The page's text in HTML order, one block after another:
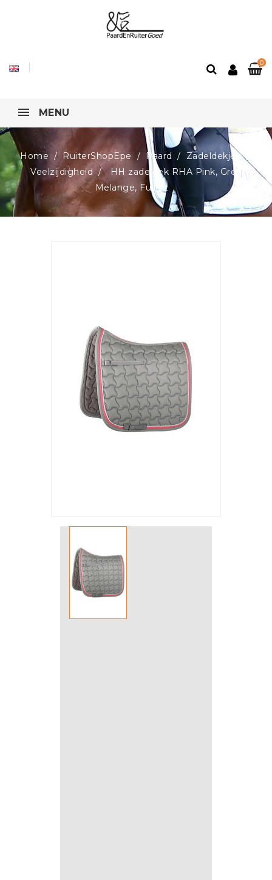
0
MENU
Home RuiterShopEpe Paard
Zadeldekjes
Veelzijdigheid
HH zadeldek RHA Pink, Grey
Melange, Full vz